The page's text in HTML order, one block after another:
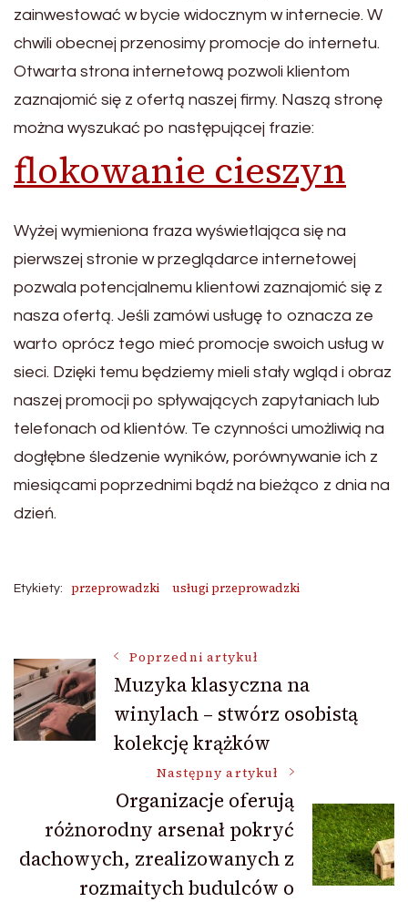
zainwestować w bycie widocznym w internecie. W
chwili obecnej przenosimy promocje do internetu.
Otwarta strona internetową pozwoli klientom
zaznajomić się z ofertą naszej firmy. Naszą stronę
można wyszukać po następującej frazie:
flokowanie cieszyn
Wyżej wymieniona fraza wyświetlająca się na
pierwszej stronie w przeglądarce internetowej
pozwala potencjalnemu klientowi zaznajomić się z
nasza ofertą. Jeśli zamówi usługę to oznacza ze
warto oprócz tego mieć promocje swoich usług w
sieci. Dzięki temu będziemy mieli stały wgląd i obraz
naszej promocji po spływających zapytaniach lub
telefonach od klientów. Te czynności umożliwią na
dogłębne śledzenie wyników, porównywanie ich z
miesiącami poprzednimi bądź na bieżąco z dnia na
dzień.
Etykiety: przeprowadzki usługi przeprowadzki
Nawigacja
wpisu
Poprzedni artykuł
Muzyka klasyczna na
winylach – stwórz osobistą
kolekcję krążków
Następny artykuł
Organizacje oferują
różnorodny arsenał pokryć
dachowych, zrealizowanych z
rozmaitych budulców o